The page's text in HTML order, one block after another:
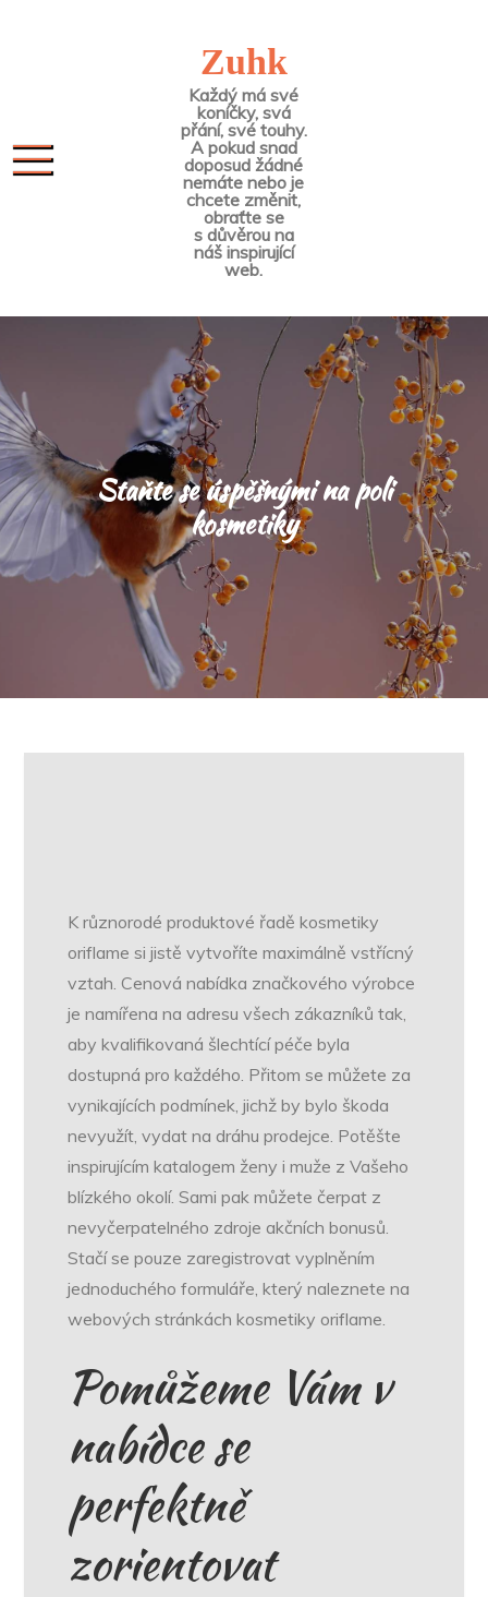
Zuhk
Každý má své
koníčky, svá
přání, své touhy.
A pokud snad
doposud žádné
nemáte nebo je
chcete změnit,
obraťte se
s důvěrou na
náš inspirující
web.
Staňte se úspěšnými na poli
kosmetiky
K různorodé produktové řadě kosmetiky
oriflame si jistě vytvoříte maximálně vstřícný
vztah. Cenová nabídka značkového výrobce
je namířena na adresu všech zákazníků tak,
aby kvalifikovaná šlechtící péče byla
dostupná pro každého. Přitom se můžete za
vynikajících podmínek, jichž by bylo škoda
nevyužít, vydat na dráhu prodejce. Potěšte
inspirujícím katalogem ženy i muže z Vašeho
blízkého okolí. Sami pak můžete čerpat z
nevyčerpatelného zdroje akčních bonusů.
Stačí se pouze zaregistrovat vyplněním
jednoduchého formuláře, který naleznete na
webových stránkách kosmetiky oriflame.
Pomůžeme Vám v
nabídce se
perfektně
zorientovat